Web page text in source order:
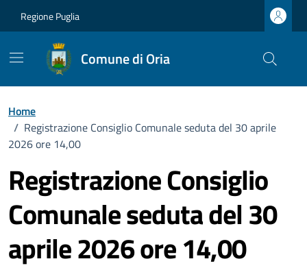
Regione Puglia
Comune di Oria
Home
/ Registrazione Consiglio Comunale seduta del 30 aprile
2026 ore 14,00
Registrazione Consiglio
Comunale seduta del 30
aprile 2026 ore 14,00